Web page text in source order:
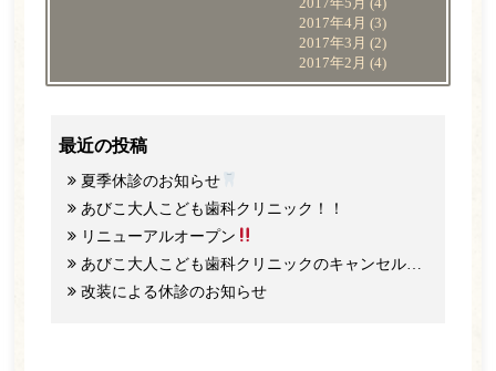
2017年4月 (3)
2017年3月 (2)
2017年2月 (4)
最近の投稿
夏季休診のお知らせ
あびこ大人こども歯科クリニック！！
リニューアルオープン
あびこ大人こども歯科クリニックのキャンセル料と予約のご協力について
改装による休診のお知らせ